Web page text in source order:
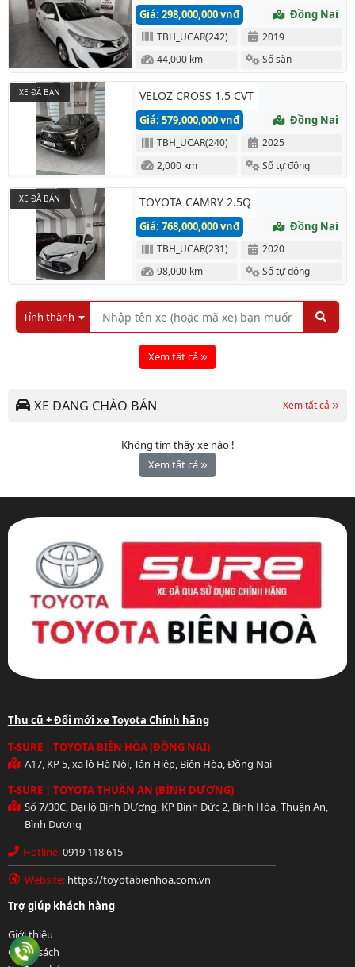
Giá: 298,000,000 vnđ Đồng Nai
TBH_UCAR(242)
2019
44,000 km
Số sàn
VELOZ CROSS 1.5 CVT
Giá: 579,000,000 vnđ Đồng Nai
TBH_UCAR(240)
2025
2,000 km
Số tự động
XE ĐÃ BÁN
TOYOTA CAMRY 2.5Q
Giá: 768,000,000 vnđ Đồng Nai
TBH_UCAR(231)
2020
98,000 km
Số tự động
XE ĐÃ BÁN
Tỉnh thành
Xem tất cả
XE ĐANG CHÀO BÁN Xem tất cả
Không tìm thấy xe nào !
Xem tất cả
Hotline: 0919 118 615
Thu cũ + Đổi mới xe Toyota Chính hãng
T-SURE | TOYOTA BIÊN HÒA (ĐỒNG NAI)
A17, KP 5, xa lộ Hà Nội, Tân Hiệp, Biên Hòa, Đồng Nai
T-SURE | TOYOTA THUẬN AN (BÌNH DƯƠNG)
Số 7/30C, Đại lộ Bình DƯơng, KP Bình Đức 2, Bình Hòa, Thuận An,
Bình Dương
Hotline:0919 118 615
Website: https://toyotabienhoa.com.vn
Trợ giúp khách hàng
Giới thiệu
Chính sách